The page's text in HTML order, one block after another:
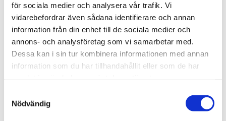
för sociala medier och analysera vår trafik. Vi
vidarebefordrar även sådana identifierare och annan
information från din enhet till de sociala medier och
annons- och analysföretag som vi samarbetar med.
Dessa kan i sin tur kombinera informationen med annan
information som du har tillhandahållit eller som de har
Nödvändig
CHAMOIS
Kuddfodral i linne Oriental röd
50x50cm
685 kr
FREJAS BONING
Kuddfodral 30x50 kubisk
995 kr
-40%